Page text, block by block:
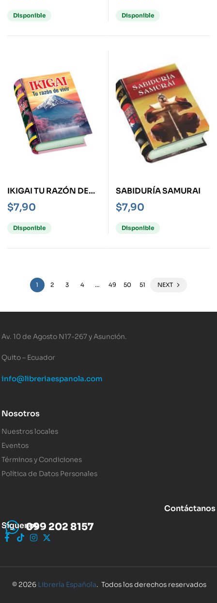
Disponible Disponible
IKIGAI TU RAZÓN DE
VIVIR
$7,90
Disponible
SABIDURÍA SAMURAI
$7,90
Disponible
1 2 3 4 … 49 50 51 NEXT
Av. 10 de Agosto N17-267 y Asunción.
Quito – Ecuador
info@libreriaespanola.com
Nosotros
Nuestros locales
Eventos
Términos y Condiciones
Política de Datos Personales
Contáctanos
099 202 8157
Síguenos
© 2026 Librería Española. Todos los derechos reservados